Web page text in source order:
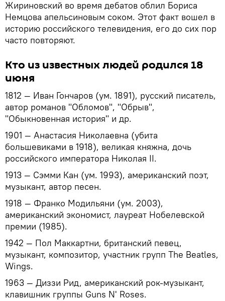
Жириновский во время дебатов облил Бориса
Немцова апельсиновым соком. Этот факт вошел в
историю российского телевидения, его до сих пор
часто повторяют.
Кто из известных людей родился 18
июня
1812 — Иван Гончаров (ум. 1891), русский писатель,
автор романов "Обломов", "Обрыв",
"Обыкновенная история" и др.
1901 — Анастасия Николаевна (убита
большевиками в 1918), великая княжна, дочь
российского императора Николая II.
1913 — Сэмми Кан (ум. 1993), американский поэт,
музыкант, автор песен.
1918 — Франко Модильяни (ум. 2003),
американский экономист, лауреат Нобелевской
премии (1985).
1942 — Пол Маккартни, британский певец,
музыкант, композитор, участник групп The Beatles,
Wings.
1963 — Диззи Рид, американский рок-музыкант,
клавишник группы Guns N' Roses.